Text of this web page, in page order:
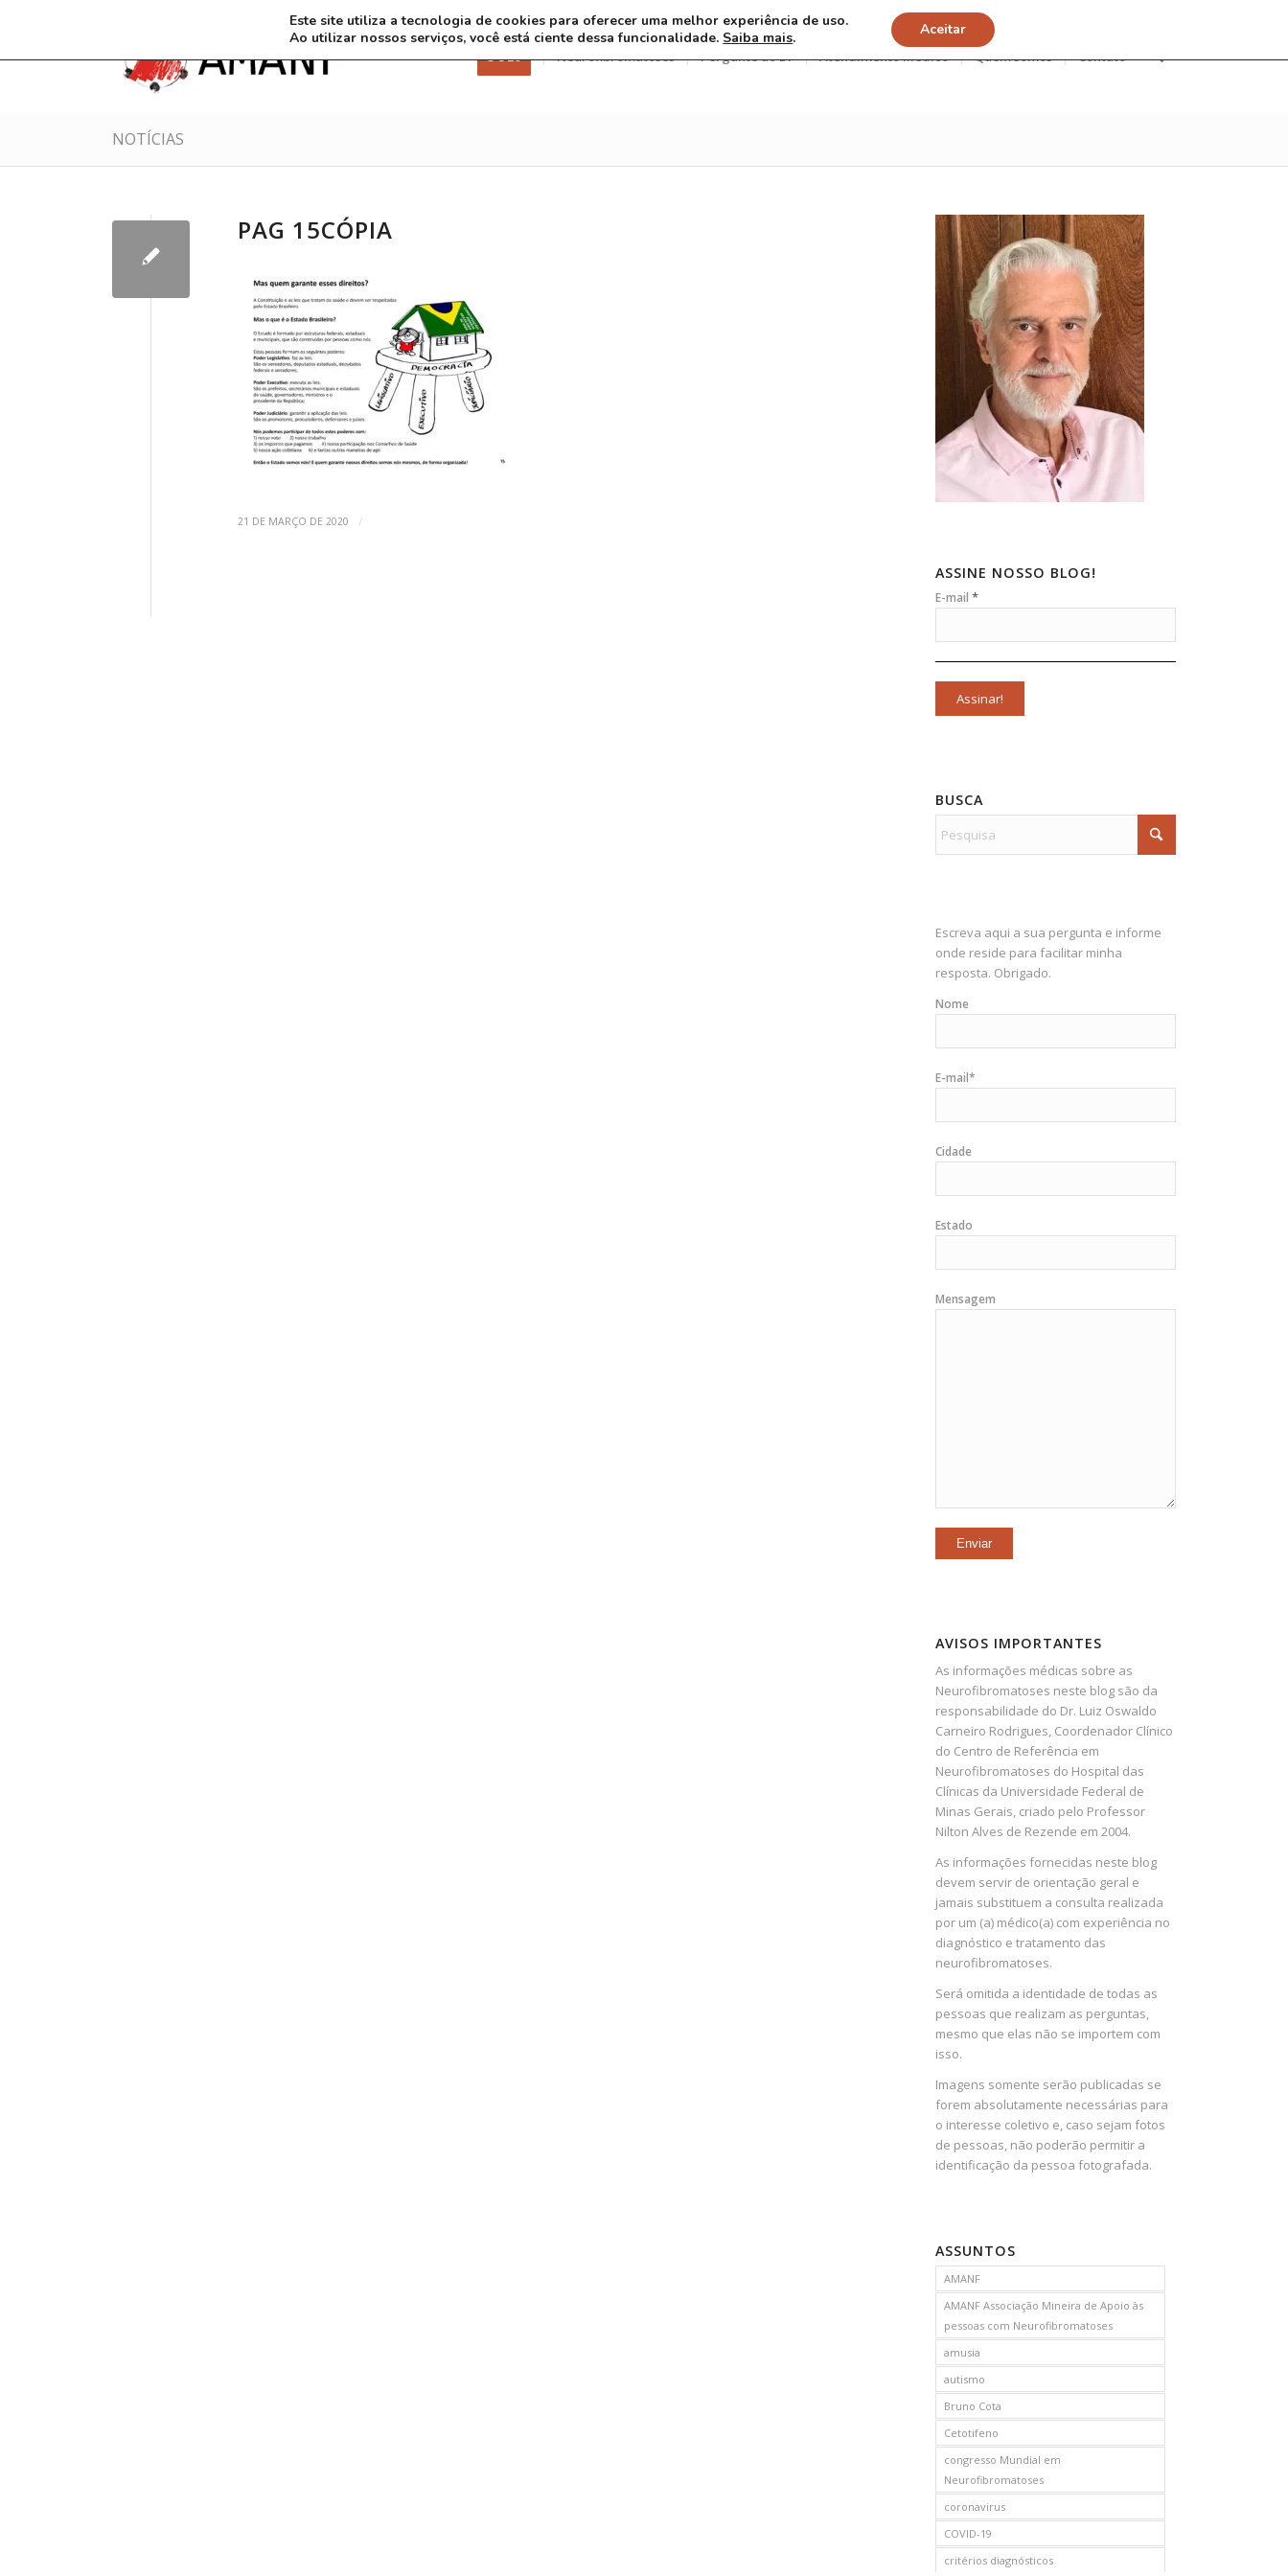
3 8 26 Neurofibromatoses Pergunte ao Dr Atendimento Médico Quem somos Contato
NOTÍCIAS
PAG 15CÓPIA
21 DE MARÇO DE 2020 /
ASSINE NOSSO BLOG!
E-mail*
BUSCA
Escreva aqui a sua pergunta e informe
onde reside para facilitar minha
resposta. Obrigado.
Nome
E-mail*
Cidade
Estado
Mensagem
AVISOS IMPORTANTES
As informações médicas sobre as
Neurofibromatoses neste blog são da
responsabilidade do Dr. Luiz Oswaldo
Carneiro Rodrigues, Coordenador Clínico
do Centro de Referência em
Neurofibromatoses do Hospital das
Clínicas da Universidade Federal de
Minas Gerais, criado pelo Professor
Nilton Alves de Rezende em 2004.
As informações fornecidas neste blog
devem servir de orientação geral e
jamais substituem a consulta realizada
por um (a) médico(a) com experiência no
diagnóstico e tratamento das
neurofibromatoses.
Será omitida a identidade de todas as
pessoas que realizam as perguntas,
mesmo que elas não se importem com
isso.
Imagens somente serão publicadas se
forem absolutamente necessárias para
o interesse coletivo e, caso sejam fotos
de pessoas, não poderão permitir a
identificação da pessoa fotografada.
ASSUNTOS
AMANF
AMANF Associação Mineira de Apoio às
pessoas com Neurofibromatoses
amusia
autismo
Bruno Cota
Cetotifeno
congresso Mundial em
Neurofibromatoses
coronavirus
COVID-19
critérios diagnósticos
Este site utiliza a tecnologia de cookies para oferecer uma melhor experiência de uso.
Ao utilizar nossos serviços, você está ciente dessa funcionalidade. Saiba mais. Aceitar